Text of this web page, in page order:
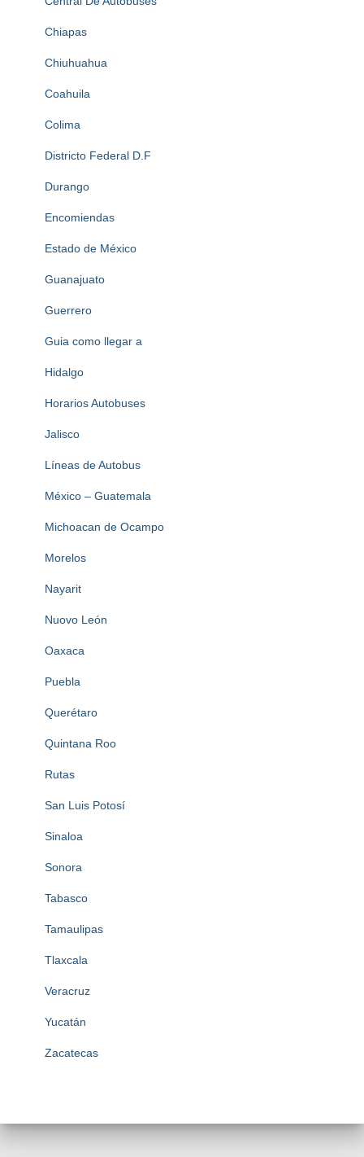
Chiapas
Chiuhuahua
Coahuila
Colima
Districto Federal D.F
Durango
Encomiendas
Estado de México
Guanajuato
Guerrero
Guia como llegar a
Hidalgo
Horarios Autobuses
Jalisco
Líneas de Autobus
México – Guatemala
Michoacan de Ocampo
Morelos
Nayarit
Nuovo León
Oaxaca
Puebla
Querétaro
Quintana Roo
Rutas
San Luis Potosí
Sinaloa
Sonora
Tabasco
Tamaulipas
Tlaxcala
Veracruz
Yucatán
Zacatecas